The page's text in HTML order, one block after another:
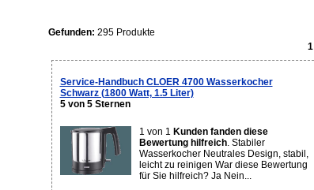
Gefunden: 295 Produkte
1
Service-Handbuch CLOER 4700 Wasserkocher
Schwarz (1800 Watt, 1.5 Liter)
5 von 5 Sternen
1 von 1 Kunden fanden diese
Bewertung hilfreich. Stabiler
Wasserkocher Neutrales Design, stabil,
leicht zu reinigen War diese Bewertung
für Sie hilfreich? Ja Nein...